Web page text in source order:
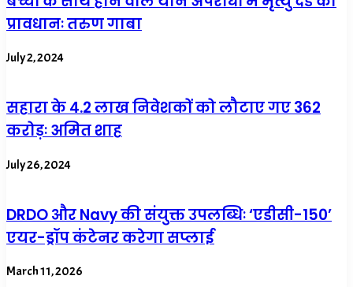
प्रावधानः तरुण गाबा
July 2, 2024
सहारा के 4.2 लाख निवेशकों को लौटाए गए 362
करोड़ः अमित शाह
July 26, 2024
DRDO और Navy की संयुक्त उपलब्धिः ‘एडीसी-150’
एयर-ड्रॉप कंटेनर करेगा सप्लाई
March 11, 2026